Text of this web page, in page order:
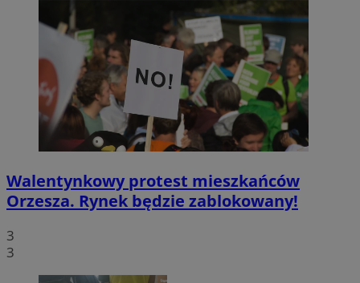
Walentynkowy protest mieszkańców
Orzesza. Rynek będzie zablokowany!
3
3